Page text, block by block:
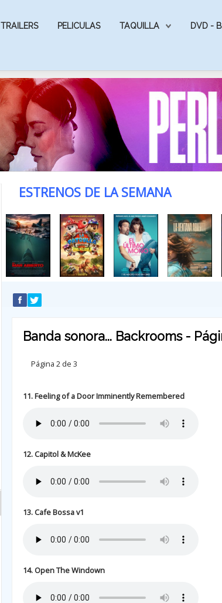
TRAILERS PELICULAS TAQUILLA DVD -
ESTRENOS DE LA SEMANA
Banda sonora... Backrooms -
Página 2 de 3
11. Feeling of a Door Imminently Remembered
12. Capitol & McKee
13. Cafe Bossa v1
14. Open The Windown